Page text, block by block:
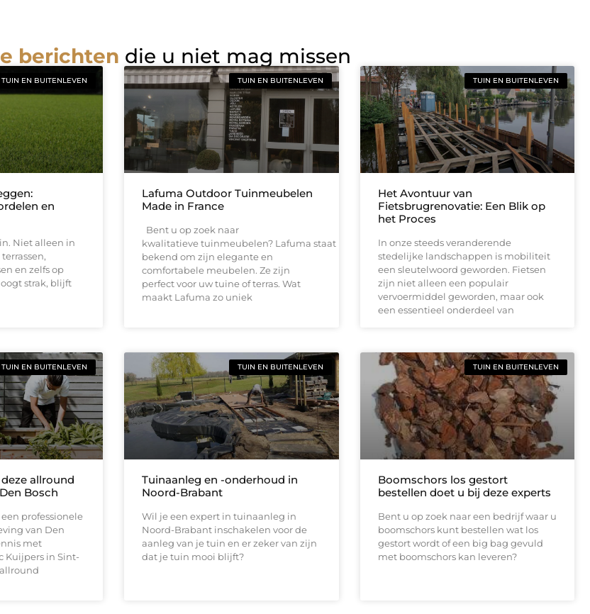
berichten die u niet mag missen
TUIN EN BUITENLEVEN
en
Niet alleen in
en zelfs op
strak, blijft
TUIN EN BUITENLEVEN
Lafuma Outdoor Tuinmeubelen
Made in France
Bent u op zoek naar
kwalitatieve tuinmeubelen? Lafuma staat
bekend om zijn elegante en
comfortabele meubelen. Ze zijn
perfect voor uw tuine of terras. Wat
maakt Lafuma zo uniek
TUIN EN BUITENLEVEN
Het Avontuur van
Fietsbrugrenovatie: Een Blik op
het Proces
In onze steeds veranderende
stedelijke landschappen is mobiliteit
een sleutelwoord geworden. Fietsen
zijn niet alleen een populair
vervoermiddel geworden, maar ook
een essentieel onderdeel van
TUIN EN BUITENLEVEN
allround
Bosch
professionele
van Den
met
Kuijpers in Sint-
TUIN EN BUITENLEVEN
Tuinaanleg en -onderhoud in
Noord-Brabant
Wil je een expert in tuinaanleg in
Noord-Brabant inschakelen voor de
aanleg van je tuin en er zeker van zijn
dat je tuin mooi blijft?
TUIN EN BUITENLEVEN
Boomschors los gestort
bestellen doet u bij deze experts
Bent u op zoek naar een bedrijf waar u
boomschors kunt bestellen wat los
gestort wordt of een big bag gevuld
met boomschors kan leveren?